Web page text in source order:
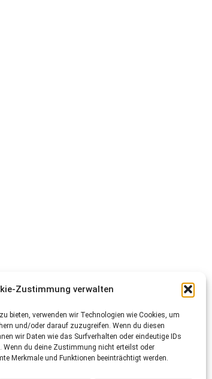
Zustimmung verwalten
bieten, verwenden wir Technologien wie Cookies, um
und/oder darauf zuzugreifen. Wenn du diesen
wir Daten wie das Surfverhalten oder eindeutige IDs
Wenn du deine Zustimmung nicht erteilst oder
Merkmale und Funktionen beeinträchtigt werden.